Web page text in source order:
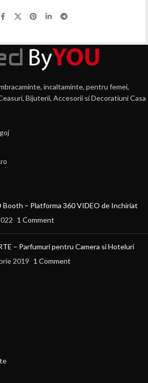
incaltaminte, pentru femei,
Bijuterii, Accesorii si Decoratiuni Casa
Booth – Platforma 360 VIDEO de Inchiriat
1 Comment
– Parfumuri pentru Camera si Hoteluri
2019 1 Comment